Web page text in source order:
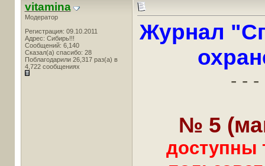
vitamina
Модератор
Регистрация: 09.10.2011
Адрес: Сибирь!!!
Сообщений: 6,140
Сказал(а) спасибо: 28
Поблагодарили 26,317 раз(а) в
4,722 сообщениях
Журнал
- - -
№ 5
доступны